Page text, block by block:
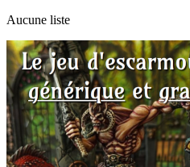
Aucune liste